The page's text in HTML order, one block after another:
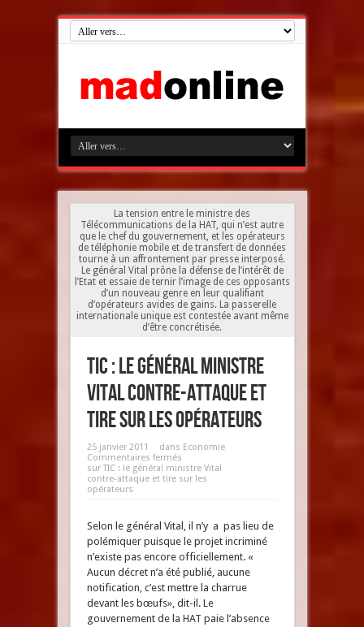
La tension entre le ministre des
Télécommunications de la HAT, qui n’est autre
que le chef du gouvernement, et les opérateurs
de téléphonie mobile et de transfert de données
tourne à un affrontement par presse interposé.
Le général Vital prône la défense de l’intérêt de
l’Etat et essaie de ternir l’image de ces opposants
d’un nouveau genre en leur qualifiant
d’opérateurs avides de gains. La passerelle
internationale unique est contestée avant même
d’être concrétisée.
TIC : le général ministre
Vital contre-attaque et
tire sur les opérateurs
25 janvier 2011 dans Economie
Commentaires fermés
sur TIC : le général ministre Vital
contre-attaque et tire sur les
opérateurs
Selon le général Vital, il n’y a pas lieu de
polémiquer puisque le projet incriminé
n’existe pas encore officiellement. «
Aucun décret n’a été publié, aucune
notification, c’est mettre la charrue
devant les bœufs», dit-il. Le
gouvernement de la HAT paie l’absence